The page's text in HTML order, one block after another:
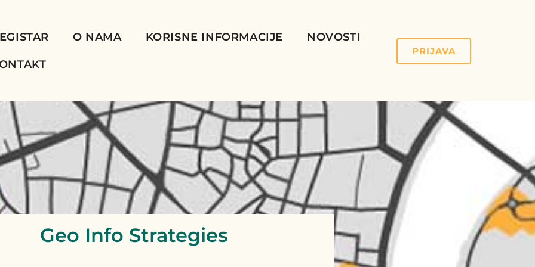
O NAMA KORISNE INFORMACIJE NOVOSTI
PRIJAVA
Geo Info Strategies